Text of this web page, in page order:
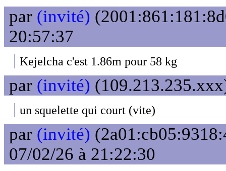
par (invité)
20:57:37
Kejelcha c'est 1.86m pour 58 kg
par (invité)
un squelette qui court (vite)
par (invité)
07/02/26 à 21:22:30